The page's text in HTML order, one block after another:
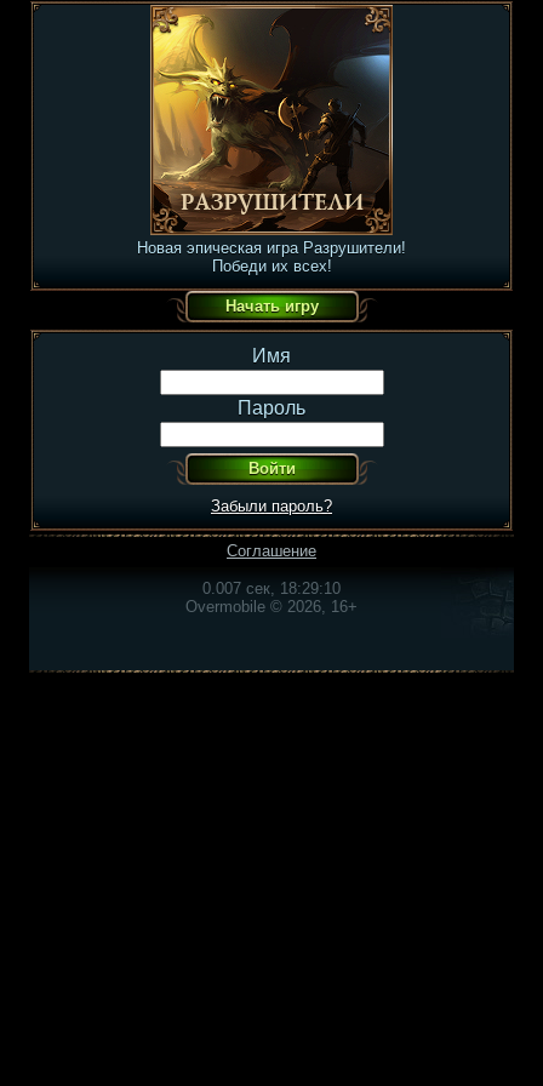
Новая эпическая игра Разрушители!
Победи их всех!
Имя
Пароль
Забыли пароль?
Соглашение
0.007 сек, 18:29:10
Overmobile © 2026, 16+